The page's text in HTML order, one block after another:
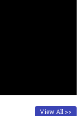
View All >>